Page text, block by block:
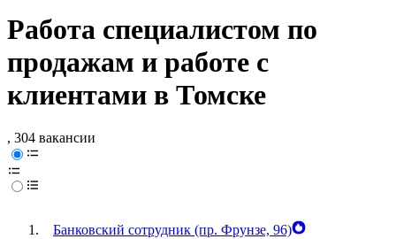
Работа специалистом по
продажам и работе с
клиентами в Томске
, 304 вакансии
Банковский сотрудник (пр. Фрунзе, 96)